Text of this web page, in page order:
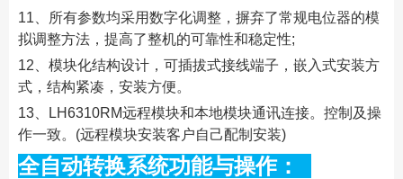
11、所有参数均采用数字化调整，摒弃了常规电位器的模
拟调整方法，提高了整机的可靠性和稳定性;
12、模块化结构设计，可插拔式接线端子，嵌入式安装方
式，结构紧凑，安装方便。
13、LH6310RM远程模块和本地模块通讯连接。控制及操
作一致。(远程模块安装客户自己配制安装)
全自动转换系统功能与操作：